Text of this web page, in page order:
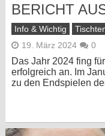
BERICHT
Info & Wichtig
19. März 2024 0
Das Jahr 2024 fing
erfolgreich an. Im
zu den Endspielen